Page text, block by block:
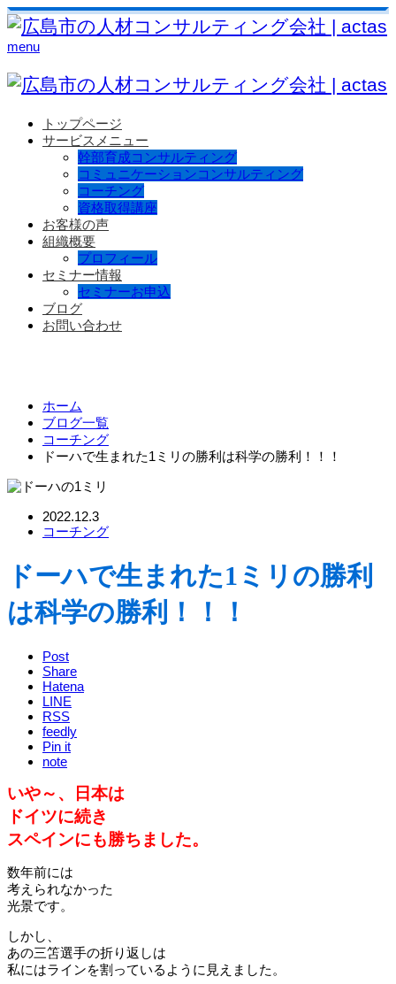
menu
トップページ
サービスメニュー
幹部育成コンサルティング
コミュニケーションコンサルティング
コーチング
資格取得講座
お客様の声
組織概要
プロフィール
セミナー情報
セミナーお申込
ブログ
お問い合わせ
ホーム
ブログ一覧
コーチング
ドーハで生まれた1ミリの勝利は科学の勝利！！！
2022.12.3
コーチング
ドーハで生まれた1ミリの勝利
は科学の勝利！！！
Post
Share
Hatena
LINE
RSS
feedly
Pin it
note
いや～、日本は
ドイツに続き
スペインにも勝ちました。
数年前には
考えられなかった
光景です。
しかし、
あの三笘選手の折り返しは
私にはラインを割っているように見えました。